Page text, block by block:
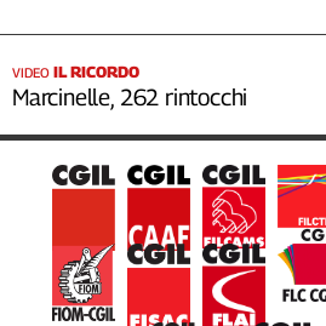
VIDEO IL RICORDO
Marcinelle, 262 rintocchi